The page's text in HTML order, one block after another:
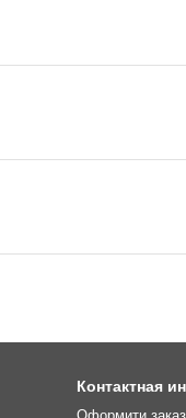
Контактная